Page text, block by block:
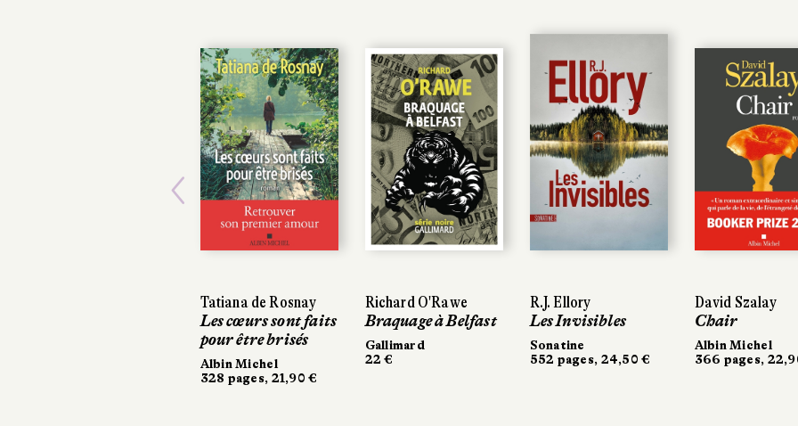
Tatiana de Rosnay
Les cœurs sont faits
pour être brisés
Albin Michel
328 pages, 21,90 €
Richard O'Rawe
Braquage à Belfast
Gallimard
22 €
R.J. Ellory
Les Invisibles
Sonatine
552 pages, 24,50 €
David Szalay
Chair
Albin Michel
366 pages,
Richard O'Rawe
Braquage à Belfast
Gallimard
22 €
R.J. Ellory
Les Invisibles
Sonatine
552 pages, 24,50 €
David Szalay
Chair
Albin Michel
366 pages,
Previous